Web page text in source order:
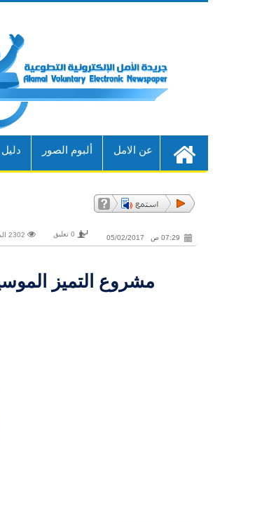
عن الامل ألبوم الصور
07:29 ص 05/02/2017 0 تعليق
مشروع التميز